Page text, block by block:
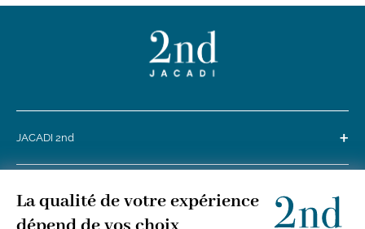
JACADI 2nd +
SERVICE CLIENTS +